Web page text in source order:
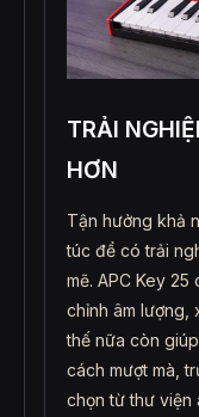
TRẢI
HƠN
Tận hưởng khả
túc để có trải
mẽ. APC Key
chỉnh âm lượng,
thế nữa còn
cách mượt mà,
chọn từ thư viện